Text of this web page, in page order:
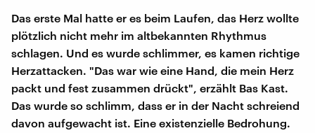
Das erste Mal hatte er es beim Laufen, das Herz wollte
plötzlich nicht mehr im altbekannten Rhythmus
schlagen. Und es wurde schlimmer, es kamen richtige
Herzattacken. "Das war wie eine Hand, die mein Herz
packt und fest zusammen drückt", erzählt Bas Kast.
Das wurde so schlimm, dass er in der Nacht schreiend
davon aufgewacht ist. Eine existenzielle Bedrohung.